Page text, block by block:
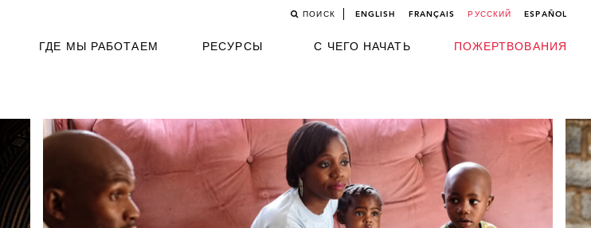
ПОИСК ENGLISH FRANÇAIS РУССКИЙ ESPAÑOL
ГДЕ МЫ РАБОТАЕМ РЕСУРСЫ С ЧЕГО НАЧАТЬ ПОЖЕРТВОВАНИЯ